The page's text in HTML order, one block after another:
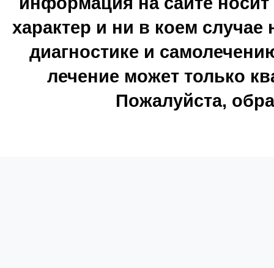
характер и ни в коем
диагностике и
лечение может только
Пожалуйста,